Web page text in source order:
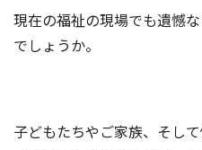
現在の福祉の現場でも遺憾
でしょうか。
子どもたちやご家族、そし